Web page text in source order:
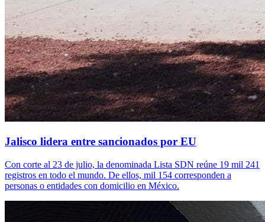
Jalisco lidera entre sancionados por EU
Con corte al 23 de julio, la denominada Lista SDN reúne 19 mil 241
registros en todo el mundo. De ellos, mil 154 corresponden a
personas o entidades con domicilio en México.